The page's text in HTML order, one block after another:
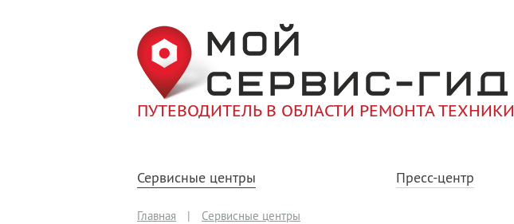
ПУТЕВОДИТЕЛЬ В ОБЛАСТИ РЕМОНТА ТЕХНИКИ
Сервисные центры Пресс-центр
Главная | Сервисные центры